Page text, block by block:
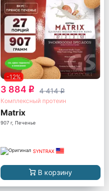
-12%
3 884 q 4 414q
Комплексный протеин
Matrix
907 г, Печенье
SYNTRAX
В корзину